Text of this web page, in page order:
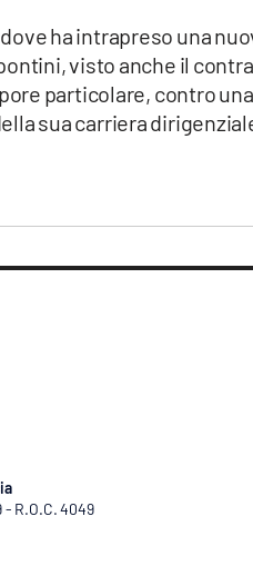
ha intrapreso una
visto anche il
particolare, contro
sua carriera
R.O.C. 4049